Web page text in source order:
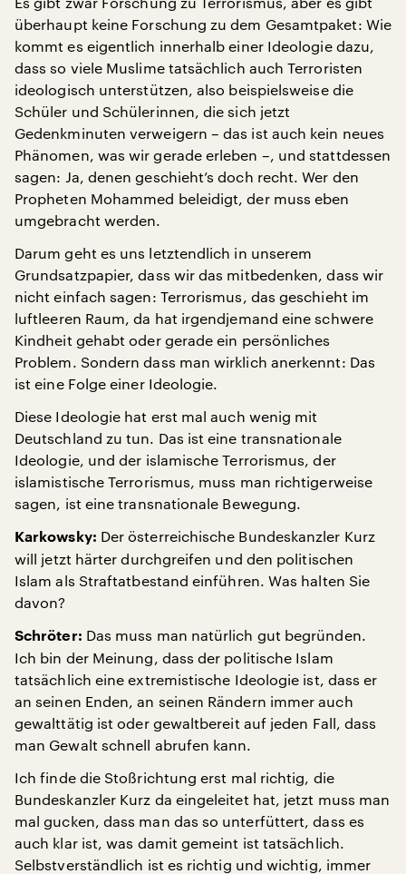
überhaupt keine Forschung zu dem Gesamtpaket: Wie
kommt es eigentlich innerhalb einer Ideologie dazu,
dass so viele Muslime tatsächlich auch Terroristen
ideologisch unterstützen, also beispielsweise die
Schüler und Schülerinnen, die sich jetzt
Gedenkminuten verweigern – das ist auch kein neues
Phänomen, was wir gerade erleben –, und stattdessen
sagen: Ja, denen geschieht’s doch recht. Wer den
Propheten Mohammed beleidigt, der muss eben
umgebracht werden.
Darum geht es uns letztendlich in unserem
Grundsatzpapier, dass wir das mitbedenken, dass wir
nicht einfach sagen: Terrorismus, das geschieht im
luftleeren Raum, da hat irgendjemand eine schwere
Kindheit gehabt oder gerade ein persönliches
Problem. Sondern dass man wirklich anerkennt: Das
ist eine Folge einer Ideologie.
Diese Ideologie hat erst mal auch wenig mit
Deutschland zu tun. Das ist eine transnationale
Ideologie, und der islamische Terrorismus, der
islamistische Terrorismus, muss man richtigerweise
sagen, ist eine transnationale Bewegung.
Karkowsky: Der österreichische Bundeskanzler Kurz
will jetzt härter durchgreifen und den politischen
Islam als Straftatbestand einführen. Was halten Sie
davon?
Schröter: Das muss man natürlich gut begründen.
Ich bin der Meinung, dass der politische Islam
tatsächlich eine extremistische Ideologie ist, dass er
an seinen Enden, an seinen Rändern immer auch
gewalttätig ist oder gewaltbereit auf jeden Fall, dass
man Gewalt schnell abrufen kann.
Ich finde die Stoßrichtung erst mal richtig, die
Bundeskanzler Kurz da eingeleitet hat, jetzt muss man
mal gucken, dass man das so unterfüttert, dass es
auch klar ist, was damit gemeint ist tatsächlich.
Selbstverständlich ist es richtig und wichtig, immer